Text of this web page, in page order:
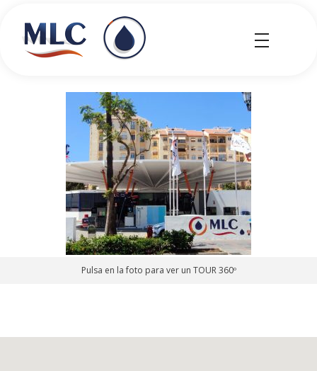
Pulsa en la foto para ver un TOUR 360º